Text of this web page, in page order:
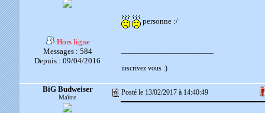
Hors ligne
Messages : 584
Depuis : 09/04/2016
personne :/
inscrivez vous :)
BiG Budweiser
Maître
Posté le 13/02/2017 à 14:40:49